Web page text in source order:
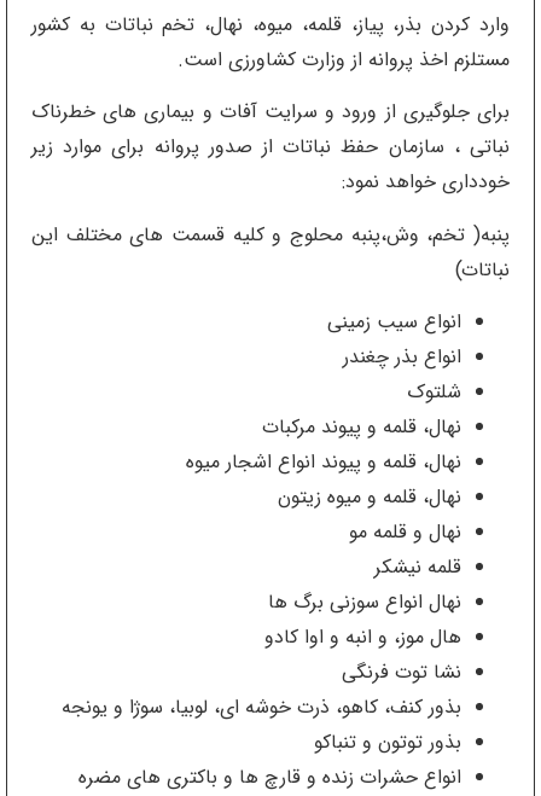
وارد کردن بذر، پیاز، قلمه، میوه، نهال، تخم نباتات به کشور
مستلزم اخذ پروانه از وزارت کشاورزی است.
برای جلوگیری از ورود و سرایت آفات و بیماری های خطرناک
نباتی ، سازمان حفظ نباتات از صدور پروانه برای موارد زیر
خودداری خواهد نمود:
پنبه( تخم، وش،پنبه محلوج و کلیه قسمت های مختلف این
نباتات)
انواع سیب زمینی
انواع بذر چغندر
شلتوک
نهال، قلمه و پیوند مرکبات
نهال، قلمه و پیوند انواع اشجار میوه
نهال، قلمه و میوه زیتون
نهال و قلمه مو
قلمه نیشکر
نهال انواع سوزنی برگ ها
هال موز، و انبه و اوا کادو
نشا توت فرنگی
بذور کنف، کاهو، ذرت خوشه ای، لوبیا، سوژا و یونجه
بذور توتون و تنباکو
انواع حشرات زنده و قارچ ها و باکتری های مضره